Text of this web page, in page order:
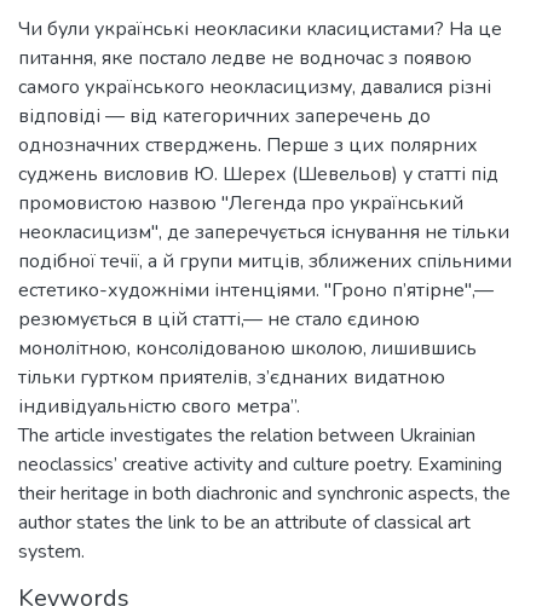
Чи були українські неокласики класицистами? На це
питання, яке постало ледве не водночас з появою
самого українського неокласицизму, давалися різні
відповіді — від категоричних заперечень до
однозначних стверджень. Перше з цих полярних
суджень висловив Ю. Шерех (Шевельов) у статті під
промовистою назвою "Легенда про український
неокласицизм", де заперечується існування не тільки
подібної течії, а й групи митців, зближених спільними
естетико-художніми інтенціями. "Гроно п’ятірне",—
резюмується в цій статті,— не стало єдиною
монолітною, консолідованою школою, лишившись
тільки гуртком приятелів, з’єднаних видатною
індивідуальністю свого метра”.
The article investigates the relation between Ukrainian
neoclassics’ creative activity and culture poetry. Examining
their heritage in both diachronic and synchronic aspects, the
author states the link to be an attribute of classical art
system.
Keywords